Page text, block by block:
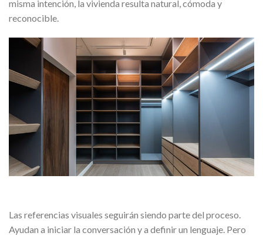
misma intención, la vivienda resulta natural, cómoda y
reconocible.
Las referencias visuales seguirán siendo parte del proceso.
Ayudan a iniciar la conversación y a definir un lenguaje. Pero